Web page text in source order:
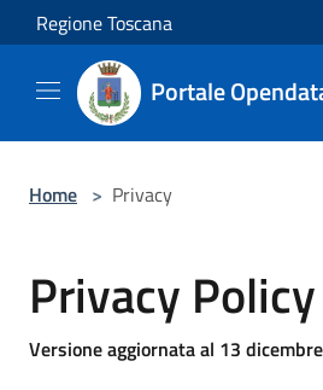
Salta al contenuto principale
Regione Toscana
Portale
Home > Privacy
Privacy Policy
Versione aggiornata al 13